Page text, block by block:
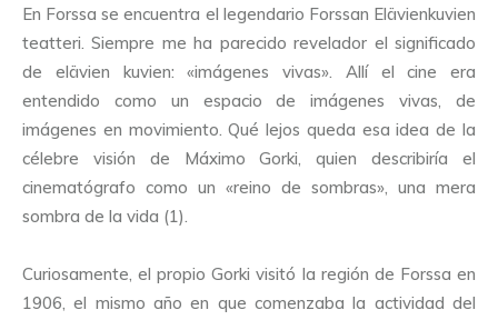
En Forssa se encuentra el legendario Forssan Elävienkuvien
teatteri. Siempre me ha parecido revelador el significado
de elävien kuvien: «imágenes vivas». Allí el cine era
entendido como un espacio de imágenes vivas, de
imágenes en movimiento. Qué lejos queda esa idea de la
célebre visión de Máximo Gorki, quien describiría el
cinematógrafo como un «reino de sombras», una mera
sombra de la vida (1).
Curiosamente, el propio Gorki visitó la región de Forssa en
1906, el mismo año en que comenzaba la actividad del